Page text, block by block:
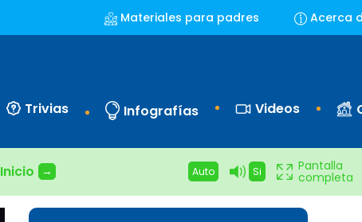
Materiales para padres Acerca
Trivias Infografías Videos
Inicio → Auto Si Pantalla
completa